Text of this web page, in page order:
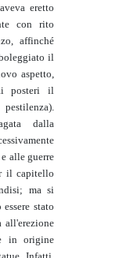
eretto
con rito
affinché
il
aspetto,
posteri il
dalla
alle guerre
il capitello
ma si
stato
all'erezione
in origine